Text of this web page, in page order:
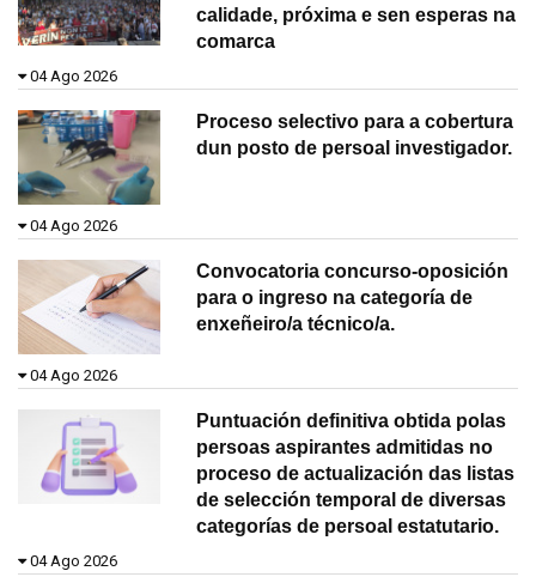
calidade, próxima e sen esperas na
comarca
04 Ago 2026
Proceso selectivo para a cobertura
dun posto de persoal investigador.
04 Ago 2026
Convocatoria concurso-oposición
para o ingreso na categoría de
enxeñeiro/a técnico/a.
04 Ago 2026
Puntuación definitiva obtida polas
persoas aspirantes admitidas no
proceso de actualización das listas
de selección temporal de diversas
categorías de persoal estatutario.
04 Ago 2026